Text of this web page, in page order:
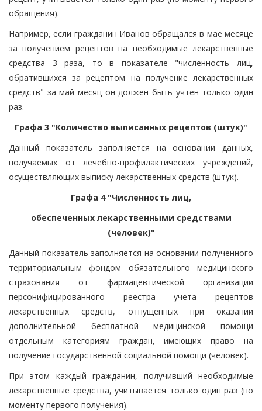
обращения).
Например, если гражданин Иванов обращался в мае месяце
за получением рецептов на необходимые лекарственные
средства 3 раза, то в показателе "численность лиц,
обратившихся за рецептом на получение лекарственных
средств" за май месяц он должен быть учтен только один
раз.
Графа 3 "Количество выписанных рецептов (штук)"
Данный показатель заполняется на основании данных,
получаемых от лечебно-профилактических учреждений,
осуществляющих выписку лекарственных средств (штук).
Графа 4 "Численность лиц,
обеспеченных лекарственными средствами
(человек)"
Данный показатель заполняется на основании полученного
территориальным фондом обязательного медицинского
страхования от фармацевтической организации
персонифицированного реестра учета рецептов
лекарственных средств, отпущенных при оказании
дополнительной бесплатной медицинской помощи
отдельным категориям граждан, имеющих право на
получение государственной социальной помощи (человек).
При этом каждый гражданин, получивший необходимые
лекарственные средства, учитывается только один раз (по
моменту первого получения).